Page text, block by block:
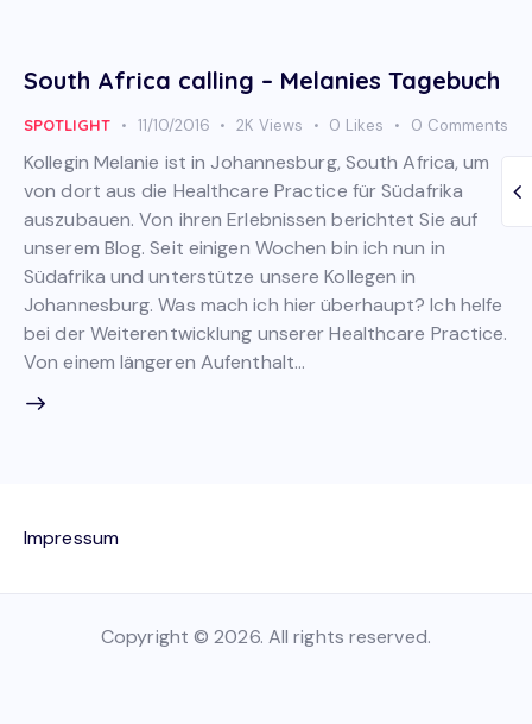
South Africa calling – Melanies Tagebuch
SPOTLIGHT 11/10/2016 2K Views 0 Likes 0 Comments
Kollegin Melanie ist in Johannesburg, South Africa, um
von dort aus die Healthcare Practice für Südafrika
auszubauen. Von ihren Erlebnissen berichtet Sie auf
unserem Blog. Seit einigen Wochen bin ich nun in
Südafrika und unterstütze unsere Kollegen in
Johannesburg. Was mach ich hier überhaupt? Ich helfe
bei der Weiterentwicklung unserer Healthcare Practice.
Von einem längeren Aufenthalt…
Impressum
Copyright © 2026. All rights reserved.